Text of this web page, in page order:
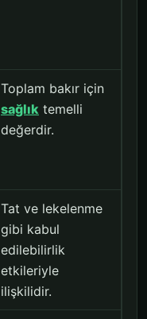
Toplam bakır için
sağlık temelli
değerdir.
Tat ve lekelenme
gibi kabul
edilebilirlik
etkileriyle
ilişkilidir.